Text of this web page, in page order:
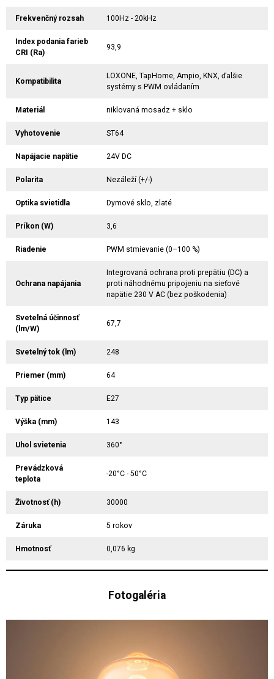
Frekvenčný rozsah 100Hz - 20kHz
Index podania farieb
CRI (Ra)
93,9
Kompatibilita
LOXONE, TapHome, Ampio, KNX, ďalšie
systémy s PWM ovládaním
Materiál niklovaná mosadz + sklo
Vyhotovenie ST64
Napájacie napätie 24V DC
Polarita Nezáleží (+/-)
Optika svietidla Dymové sklo, zlaté
Príkon (W) 3,6
Riadenie PWM stmievanie (0–100 %)
Ochrana napájania
Integrovaná ochrana proti prepätiu (DC) a
proti náhodnému pripojeniu na sieťové
napätie 230 V AC (bez poškodenia)
Svetelná účinnosť
(lm/W)
67,7
Svetelný tok (lm) 248
Priemer (mm) 64
Typ pätice E27
Výška (mm) 143
Uhol svietenia 360°
Prevádzková
teplota
-20°C - 50°C
Životnosť (h) 30000
Záruka 5 rokov
Hmotnosť 0,076 kg
Fotogaléria